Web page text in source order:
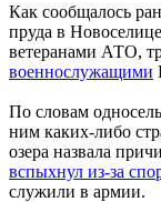
Как сообщалось
пруда в
ветеранами АТО,
военнослужащими
По словам
ним каких-либо
озера назвала
вспыхнул из-за
служили в армии.